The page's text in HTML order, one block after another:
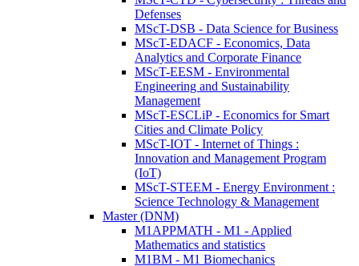
Defenses
MScT-DSB - Data Science for Business
MScT-EDACF - Economics, Data
Analytics and Corporate Finance
MScT-EESM - Environmental
Engineering and Sustainability
Management
MScT-ESCLiP - Economics for Smart
Cities and Climate Policy
MScT-IOT - Internet of Things :
Innovation and Management Program
(IoT)
MScT-STEEM - Energy Environment :
Science Technology & Management
Master (DNM)
M1APPMATH - M1 - Applied
Mathematics and statistics
M1BM - M1 Biomechanics